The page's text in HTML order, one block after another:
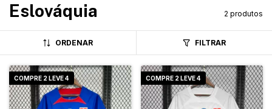
Eslováquia 2 produtos
ORDENAR FILTRAR
COMPRE 2 LEVE 4 COMPRE 2 LEVE 4